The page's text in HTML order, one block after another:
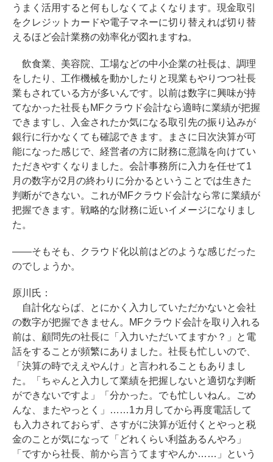
うまく活用すると何もしなくてよくなります。現金取引
をクレジットカードや電子マネーに切り替えれば切り替
えるほど会計業務の効率化が図れますね。
飲食業、美容院、工場などの中小企業の社長は、調理
をしたり、工作機械を動かしたりと現業もやりつつ社長
業もされている方が多いんです。以前は数字に興味が持
てなかった社長もMFクラウド会計なら適時に業績が把握
できますし、入金されたか気になる取引先の振り込みが
銀行に行かなくても確認できます。まさに日次決算が可
能になった感じで、経営者の方に財務に意識を向けてい
ただきやすくなりました。会計事務所に入力を任せて1
月の数字が2月の終わりに分かるということでは生きた
判断ができない。これがMFクラウド会計なら常に業績が
把握できます。戦略的な財務に近いイメージになりまし
た。
――そもそも、クラウド化以前はどのような感じだった
のでしょうか。
原川氏：
自計化ならば、とにかく入力していただかないと会社
の数字が把握できません。MFクラウド会計を取り入れる
前は、顧問先の社長に「入力いただいてますか？」と電
話をすることが頻繁にありました。社長も忙しいので、
「決算の時でええやんけ」と言われることもありまし
た。「ちゃんと入力して業績を把握しないと適切な判断
ができないですよ」「分かった。でも忙しいねん。ごめ
んな、またやっとく」……1カ月してから再度電話して
も入力されておらず、さすがに決算が近付くとやっと税
金のことが気になって「どれくらい利益あるんやろ」
「ですから社長、前から言うてますやんか……」という